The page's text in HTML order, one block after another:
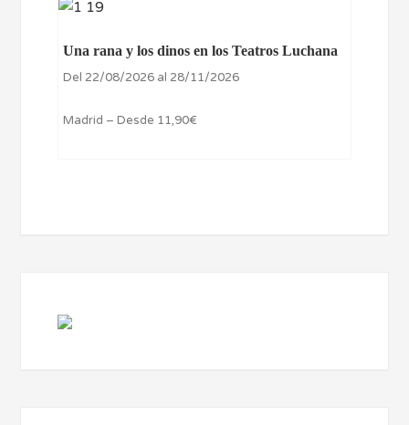
Una rana y los dinos en los Teatros Luchana
Del 22/08/2026 al 28/11/2026
Madrid – Desde 11,90€